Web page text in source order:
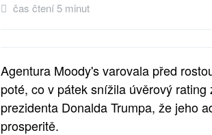
čas čtení 5 minut
Agentura Moody's varovala před
poté, co v pátek snížila úvěrový
prezidenta Donalda Trumpa, že jeho
prosperitě.